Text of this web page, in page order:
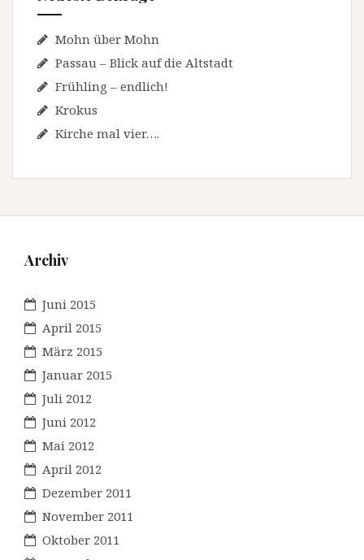
Mohn über Mohn
Passau – Blick auf die Altstadt
Frühling – endlich!
Krokus
Kirche mal vier….
Archiv
Juni 2015
April 2015
März 2015
Januar 2015
Juli 2012
Juni 2012
Mai 2012
April 2012
Dezember 2011
November 2011
Oktober 2011